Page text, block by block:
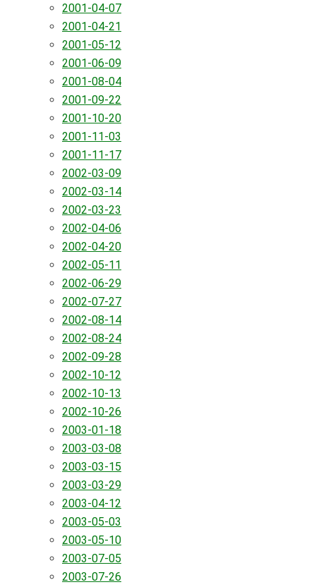
2001-04-07
2001-04-21
2001-05-12
2001-06-09
2001-08-04
2001-09-22
2001-10-20
2001-11-03
2001-11-17
2002-03-09
2002-03-14
2002-03-23
2002-04-06
2002-04-20
2002-05-11
2002-06-29
2002-07-27
2002-08-14
2002-08-24
2002-09-28
2002-10-12
2002-10-13
2002-10-26
2003-01-18
2003-03-08
2003-03-15
2003-03-29
2003-04-12
2003-05-03
2003-05-10
2003-07-05
2003-07-26